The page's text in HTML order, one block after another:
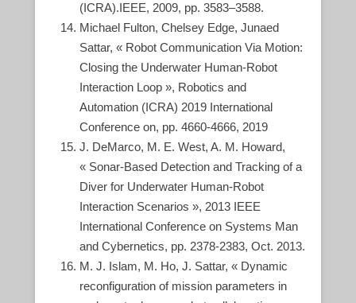
(ICRA).IEEE, 2009, pp. 3583–3588.
Michael Fulton, Chelsey Edge, Junaed
Sattar, « Robot Communication Via Motion:
Closing the Underwater Human-Robot
Interaction Loop », Robotics and
Automation (ICRA) 2019 International
Conference on, pp. 4660-4666, 2019
J. DeMarco, M. E. West, A. M. Howard,
« Sonar-Based Detection and Tracking of a
Diver for Underwater Human-Robot
Interaction Scenarios », 2013 IEEE
International Conference on Systems Man
and Cybernetics, pp. 2378-2383, Oct. 2013.
M. J. Islam, M. Ho, J. Sattar, « Dynamic
reconfiguration of mission parameters in